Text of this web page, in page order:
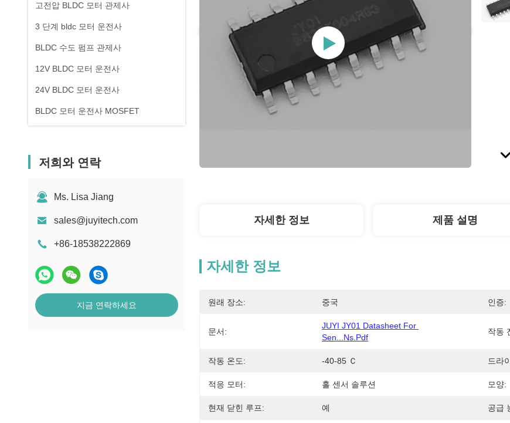
고전압 BLDC 모터 관제사
3 단계 bldc 모터 운전사
BLDC 수도 펌프 관제사
12V BLDC 모터 운전사
24V BLDC 모터 운전사
BLDC 모터 운전사 MOSFET
저희와 연락
Ms. Lisa Jiang
sales@juyitech.com
+86-18538222869
지금 연락하세요
자세한 정보 제품 설명
자세한 정보
원래 장소: 중국 인증:
문서:
JUYI JY01 Datasheet For
Sen...ns.pdf
작동
작동 온도: -40-85 Ｃ 드라
적응 모터: 홀 센서 솔루션 모양:
현재 닫힌 루프: 예 공급